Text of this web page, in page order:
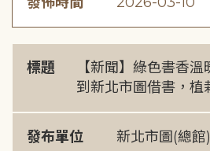
標題
【新聞】綠色書香
到新北市圖借書，植
發布單位 新北市圖(總館)